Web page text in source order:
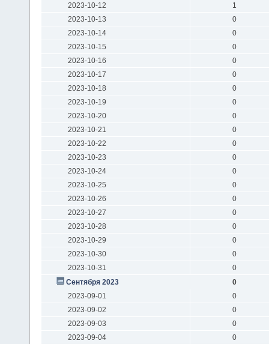
2023-10-12
1
2023-10-13
0
2023-10-14
0
2023-10-15
0
2023-10-16
0
2023-10-17
0
2023-10-18
0
2023-10-19
0
2023-10-20
0
2023-10-21
0
2023-10-22
0
2023-10-23
0
2023-10-24
0
2023-10-25
0
2023-10-26
0
2023-10-27
0
2023-10-28
0
2023-10-29
0
2023-10-30
0
2023-10-31
0
Сентября 2023
0
2023-09-01
0
2023-09-02
0
2023-09-03
0
2023-09-04
0